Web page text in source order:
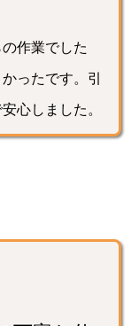
作業でした
ったです。引
心しました。